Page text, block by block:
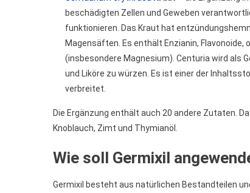
beschädigten Zellen und Geweben
funktionieren. Das Kraut hat
Magensäften. Es enthält Enzianin,
(insbesondere Magnesium). Centuria wird als
und Liköre zu würzen. Es ist einer der
verbreitet.
Die Ergänzung enthält auch 20 andere Zutaten.
Knoblauch, Zimt und Thymianöl.
Wie soll Germixil
Germixil besteht aus natürlichen Bestandteilen